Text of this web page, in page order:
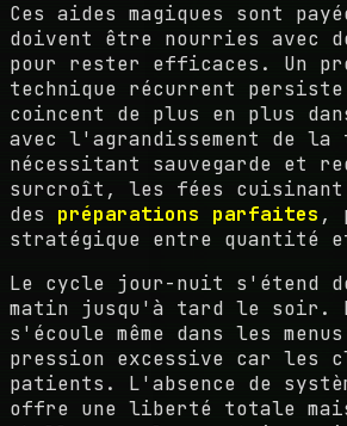
Ces aides magiques sont
doivent être nourries avec
pour rester efficaces. Un
technique récurrent
coincent de plus en plus
avec l'agrandissement de la
nécessitant sauvegarde et
surcroît, les fées cuisinant
des préparations parfaites ,
stratégique entre quantité
Le cycle jour-nuit s'étend
matin jusqu'à tard le soir.
s'écoule même dans les
pression excessive car les
patients. L'absence de
offre une liberté totale